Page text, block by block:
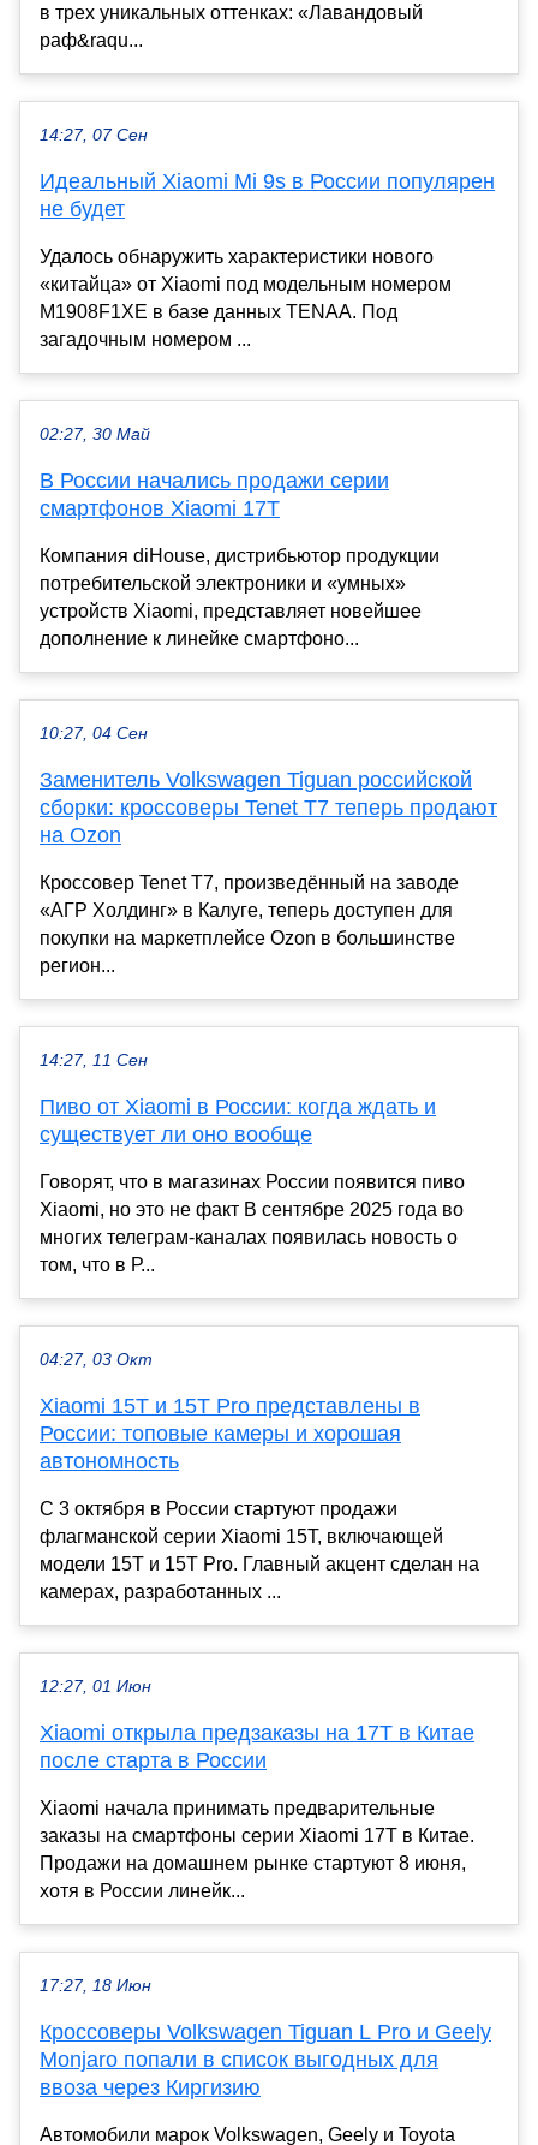
в трех уникальных оттенках: «Лавандовый
раф&raqu...
14:27, 07 Сен
Идеальный Xiaomi Mi 9s в России популярен
не будет
Удалось обнаружить характеристики нового
«китайца» от Xiaomi под модельным номером
M1908F1XE в базе данных TENAA. Под
загадочным номером ...
02:27, 30 Май
В России начались продажи серии
смартфонов Xiaomi 17T
Компания diHouse, дистрибьютор продукции
потребительской электроники и «умных»
устройств Xiaomi, представляет новейшее
дополнение к линейке смартфоно...
10:27, 04 Сен
Заменитель Volkswagen Tiguan российской
сборки: кроссоверы Tenet T7 теперь продают
на Ozon
Кроссовер Tenet T7, произведённый на заводе
«АГР Холдинг» в Калуге, теперь доступен для
покупки на маркетплейсе Ozon в большинстве
регион...
14:27, 11 Сен
Пиво от Xiaomi в России: когда ждать и
существует ли оно вообще
Говорят, что в магазинах России появится пиво
Xiaomi, но это не факт В сентябре 2025 года во
многих телеграм-каналах появилась новость о
том, что в Р...
04:27, 03 Окт
Xiaomi 15T и 15T Pro представлены в
России: топовые камеры и хорошая
автономность
С 3 октября в России стартуют продажи
флагманской серии Xiaomi 15T, включающей
модели 15T и 15T Pro. Главный акцент сделан на
камерах, разработанных ...
12:27, 01 Июн
Xiaomi открыла предзаказы на 17T в Китае
после старта в России
Xiaomi начала принимать предварительные
заказы на смартфоны серии Xiaomi 17T в Китае.
Продажи на домашнем рынке стартуют 8 июня,
хотя в России линейк...
17:27, 18 Июн
Кроссоверы Volkswagen Tiguan L Pro и Geely
Monjaro попали в список выгодных для
ввоза через Киргизию
Автомобили марок Volkswagen, Geely и Toyota